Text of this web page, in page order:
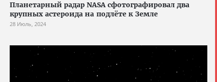
Планетарный радар NASA сфотографировал два
крупных астероида на подлёте к Земле
28 Июль, 2024